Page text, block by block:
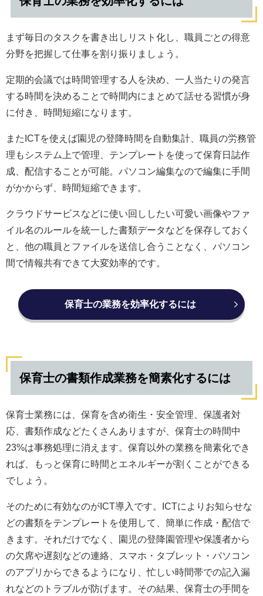
まず毎日のタスクを書き出しリスト化し、職員ごとの得意
分野を把握して仕事を割り振りましょう。
定期的会議では時間管理する人を決め、一人当たりの発言
する時間を決めることで時間内にまとめて話せる習慣が身
に付き、時間短縮になります。
またICTを使えば園児の登降時間を自動集計、職員の労務管
理もシステム上で管理、テンプレートを使って保育日誌作
成、配信することが可能。パソコン編集なので編集に手間
がかからず、時間短縮できます。
クラウドサービスなどに使い回ししたい可愛い画像やファ
イル名のルールを統一した書類データなどを保存しておく
と、他の職員とファイルを送信し合うことなく、パソコン
間で情報共有できて大変効率的です。
保育士の業務を効率化するには
保育士の書類作成業務を簡素化するには
保育士業務には、保育を含め衛生・安全管理、保護者対
応、書類作成などたくさんありますが、保育士の時間中
23%は事務処理に消えます。保育以外の業務を簡素化でき
れば、もっと保育に時間とエネルギーが割くことができる
でしょう。
そのために有効なのがICT導入です。ICTによりお知らせな
どの書類をテンプレートを使用して、簡単に作成・配信で
きます。それだけでなく、園児の登降園管理や保護者から
の欠席や遅刻などの連絡、スマホ・タブレット・パソコン
のアプリからできるようになり、忙しい時間帯での記入漏
れなどのトラブルが防げます。その結果、保育士の手間を